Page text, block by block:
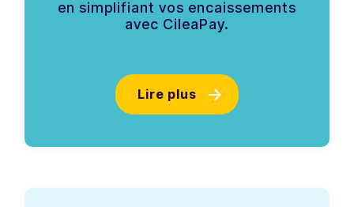
en simplifiant vos encaissements
avec CileaPay.
Lire plus